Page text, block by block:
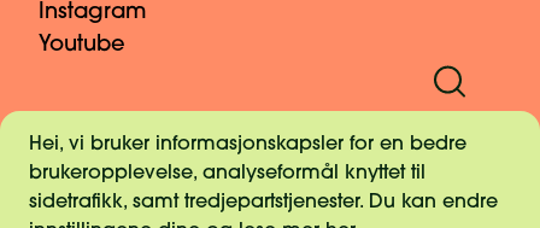
Hei, vi bruker informasjonskapsler for en bedre
brukeropplevelse, analyseformål knyttet til
sidetrafikk, samt tredjepartstjenester. Du kan endre
Instagram
Youtube
Informasjonskapsler
Pressekontakt
Personvern
Vilkår og retningslinjer for gaver